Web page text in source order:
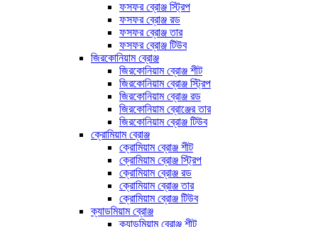
ফসফর ব্রোঞ্জ স্ট্রিপ
ফসফর ব্রোঞ্জ রড
ফসফর ব্রোঞ্জ তার
ফসফর ব্রোঞ্জ টিউব
জিরকোনিয়াম ব্রোঞ্জ
জিরকোনিয়াম ব্রোঞ্জ শীট
জিরকোনিয়াম ব্রোঞ্জ স্ট্রিপ
জিরকোনিয়াম ব্রোঞ্জ রড
জিরকোনিয়াম ব্রোঞ্জের তার
জিরকোনিয়াম ব্রোঞ্জ টিউব
ক্রোমিয়াম ব্রোঞ্জ
ক্রোমিয়াম ব্রোঞ্জ শীট
ক্রোমিয়াম ব্রোঞ্জ স্ট্রিপ
ক্রোমিয়াম ব্রোঞ্জ রড
ক্রোমিয়াম ব্রোঞ্জ তার
ক্রোমিয়াম ব্রোঞ্জ টিউব
ক্যাডমিয়াম ব্রোঞ্জ
ক্যাডমিয়াম ব্রোঞ্জ শীট